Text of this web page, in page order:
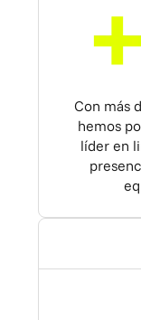
Con más
hemos
líder en